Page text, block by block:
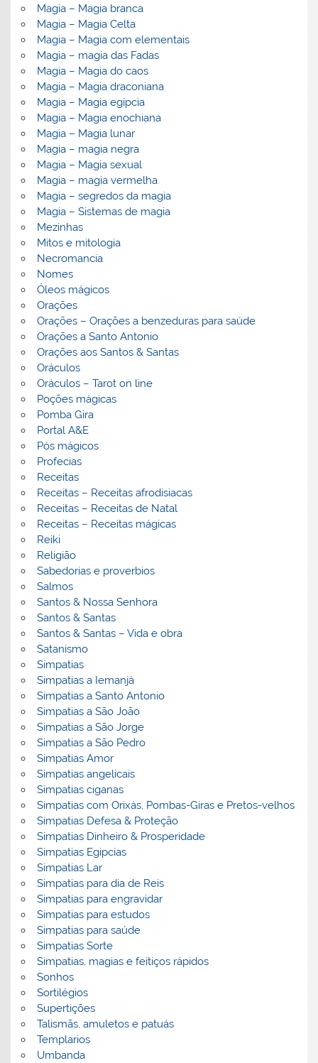
Magia – Magia branca
Magia – Magia Celta
Magia – Magia com elementais
Magia – magia das Fadas
Magia – Magia do caos
Magia – Magia draconiana
Magia – Magia egípcia
Magia – Magia enochiana
Magia – Magia lunar
Magia – magia negra
Magia – Magia sexual
Magia – magia vermelha
Magia – segredos da magia
Magia – Sistemas de magia
Mezinhas
Mitos e mitologia
Necromancia
Nomes
Óleos mágicos
Orações
Orações – Orações a benzeduras para saúde
Orações a Santo Antonio
Orações aos Santos & Santas
Oráculos
Oráculos – Tarot on line
Poções mágicas
Pomba Gira
Portal A&E
Pós mágicos
Profecias
Receitas
Receitas – Receitas afrodisiacas
Receitas – Receitas de Natal
Receitas – Receitas mágicas
Reiki
Religião
Sabedorias e proverbios
Salmos
Santos & Nossa Senhora
Santos & Santas
Santos & Santas – Vida e obra
Satanismo
Simpatias
Simpatias a Iemanjá
Simpatias a Santo Antonio
Simpatias a São João
Simpatias a São Jorge
Simpatias a São Pedro
Simpatias Amor
Simpatias angelicais
Simpatias ciganas
Simpatias com Orixás, Pombas-Giras e Pretos-velhos
Simpatias Defesa & Proteção
Simpatias Dinheiro & Prosperidade
Simpatias Egipcias
Simpatias Lar
Simpatias para dia de Reis
Simpatias para engravidar
Simpatias para estudos
Simpatias para saúde
Simpatias Sorte
Simpatias, magias e feitiços rápidos
Sonhos
Sortilégios
Supertições
Talismãs, amuletos e patuás
Templarios
Umbanda